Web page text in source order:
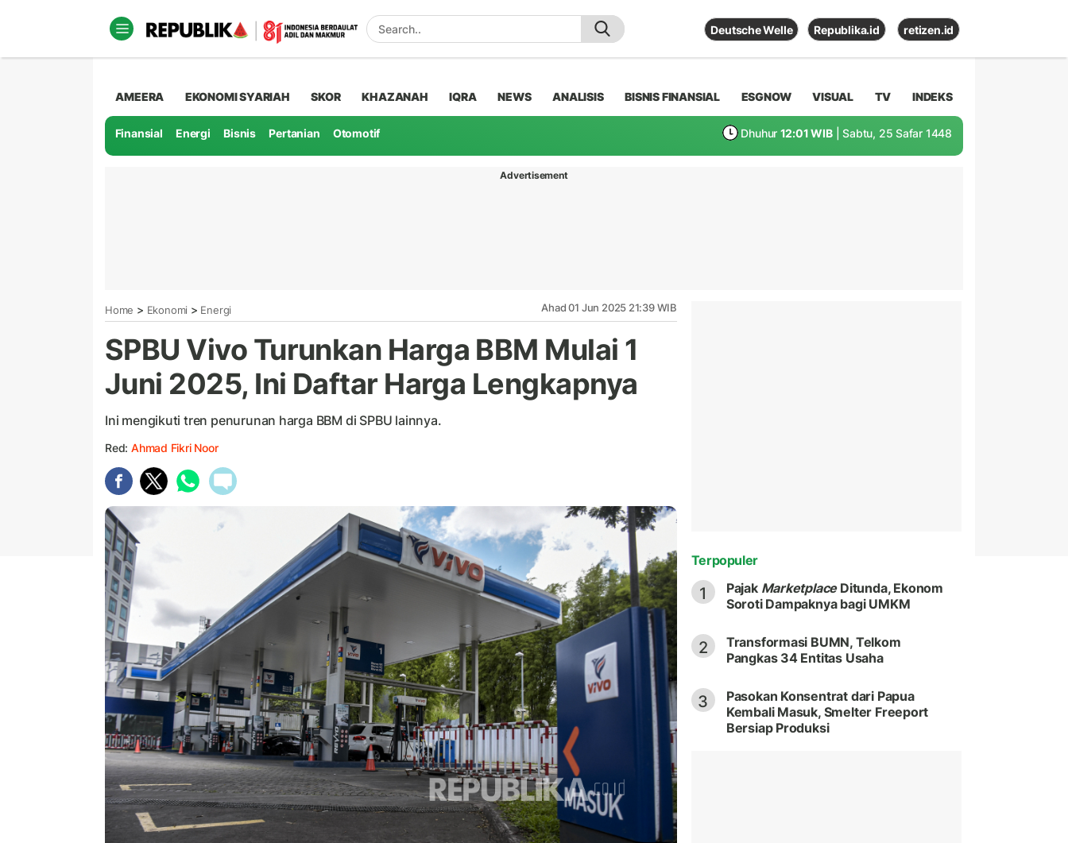
Deutsche Welle Republika.id retizen.id
AMEERA EKONOMI SYARIAH SKOR KHAZANAH IQRA NEWS ANALISIS BISNIS FINANSIAL ESGNOW VISUAL TV INDEKS
Finansial Energi Bisnis Pertanian Otomotif Dhuhur 12:01 WIB | Sabtu, 25 Safar 1448
Advertisement
Home > Ekonomi > Energi Ahad 01 Jun 2025 21:39 WIB
SPBU Vivo Turunkan Harga BBM Mulai 1
Juni 2025, Ini Daftar Harga Lengkapnya
Ini mengikuti tren penurunan harga BBM di SPBU lainnya.
Red: Ahmad Fikri Noor
Terpopuler
1 Pajak MarketplaceDitunda, Ekonom
Soroti Dampaknya bagi UMKM
2
Transformasi BUMN, Telkom
Pangkas 34 Entitas Usaha
3
Pasokan Konsentrat dari Papua
Kembali Masuk, Smelter Freeport
Bersiap Produksi